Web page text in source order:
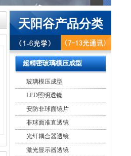
天阳谷产品分类
超精密玻璃模压成型
玻璃模压成型
LED照明透镜
安防非球面镜片
非球面准直透镜
光纤耦合器透镜
激光显示器透镜